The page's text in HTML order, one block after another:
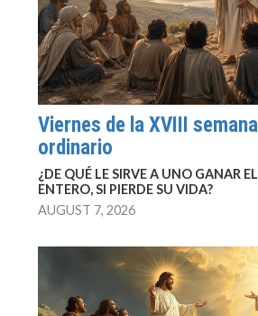
Viernes de la XVIII
ordinario
¿DE QUÉ LE SIRVE A UNO GANAR
ENTERO, SI PIERDE SU VIDA?
AUGUST 7, 2026